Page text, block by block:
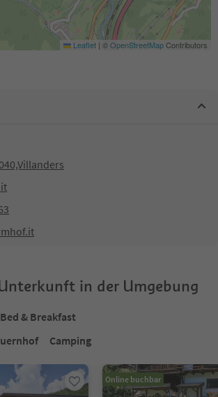
Leaflet | ©OpenStreetMapContributors
in der Umgebung
Bed & Breakfast
Camping
Online buchbar